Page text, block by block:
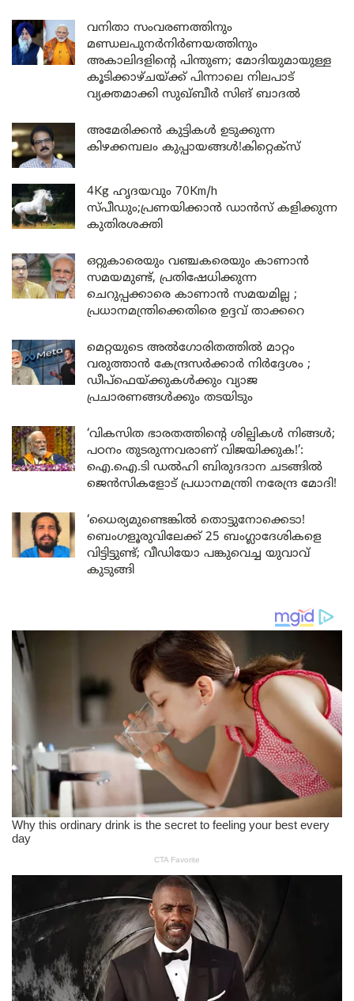
വനിതാ സംവരണത്തിനും
മണ്ഡലപുനർനിർണയത്തിനും
അകാലിദളിന്റെ പിന്തുണ; മോദിയുമായുള്ള
കൂടിക്കാഴ്ചയ്ക്ക് പിന്നാലെ നിലപാട്
വ്യക്തമാക്കി സുഖ്ബീർ സിങ് ബാദൽ
അമേരിക്കൻ കുട്ടികൾ ഉടുക്കുന്ന
കിഴക്കമ്പലം കുപ്പായങ്ങൾ!കിറ്റെക്സ്
4Kg ഹൃദയവും 70Km/h
സ്പീഡും;പ്രണയിക്കാൻ ഡാൻസ് കളിക്കുന്ന
കുതിരശക്തി
ഒറ്റുകാരെയും വഞ്ചകരെയും കാണാൻ
സമയമുണ്ട്, പ്രതിഷേധിക്കുന്ന
ചെറുപ്പക്കാരെ കാണാൻ സമയമില്ല ;
പ്രധാനമന്ത്രിക്കെതിരെ ഉദ്ദവ് താക്കറെ
മെറ്റയുടെ അൽഗോരിതത്തിൽ മാറ്റം
വരുത്താൻ കേന്ദ്രസർക്കാർ നിർദ്ദേശം ;
ഡീപ്‌ഫെയ്ക്കുകൾക്കും വ്യാജ
പ്രചാരണങ്ങൾക്കും തടയിടും
‘വികസിത ഭാരതത്തിന്റെ ശില്പികൾ നിങ്ങൾ;
പഠനം തുടരുന്നവരാണ് വിജയിക്കുക!’:
ഐ.ഐ.ടി ഡൽഹി ബിരുദദാന ചടങ്ങിൽ
ജെൻസികളോട് പ്രധാനമന്ത്രി നരേന്ദ്ര മോദി!
‘ധൈര്യമുണ്ടെങ്കിൽ തൊട്ടുനോക്കെടാ!
ബെംഗളൂരുവിലേക്ക് 25 ബംഗ്ലാദേശികളെ
വിട്ടിട്ടുണ്ട്; വീഡിയോ പങ്കുവെച്ച യുവാവ്
കുടുങ്ങി